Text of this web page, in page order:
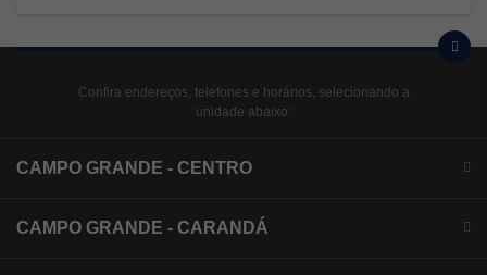
Confira endereços, telefones e horários, selecionando a
unidade abaixo:
CAMPO GRANDE - CENTRO
CAMPO GRANDE - CARANDÁ